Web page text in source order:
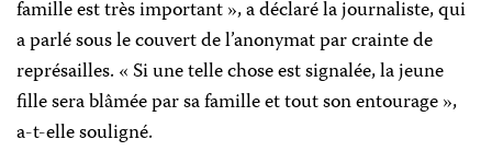
famille est très important », a déclaré la journaliste, qui
a parlé sous le couvert de l’anonymat par crainte de
représailles. « Si une telle chose est signalée, la jeune
fille sera blâmée par sa famille et tout son entourage »,
a-t-elle souligné.